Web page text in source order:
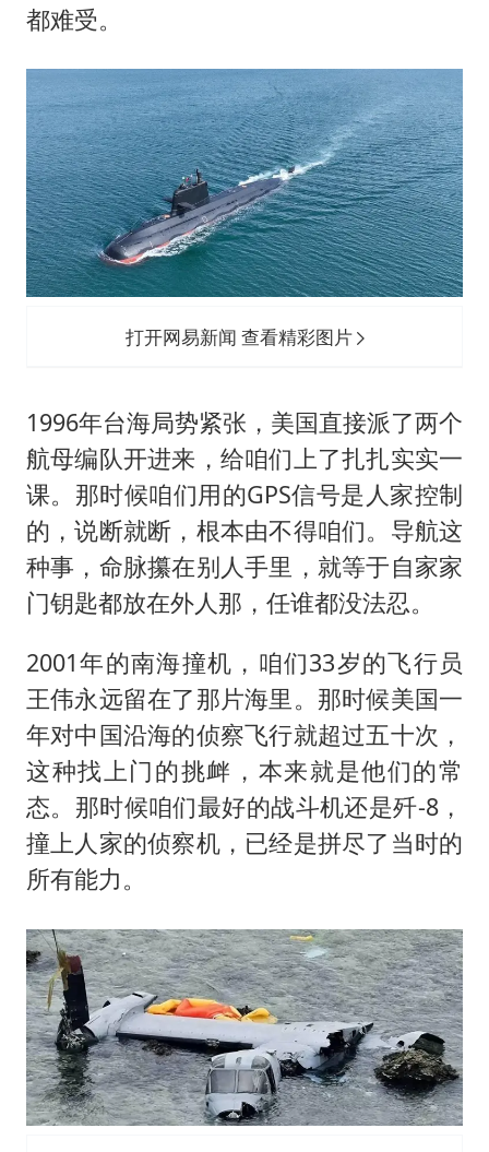
都难受。
打开网易新闻 查看精彩图片
1996年台海局势紧张，美国直接派了两个
航母编队开进来，给咱们上了扎扎实实一
课。那时候咱们用的GPS信号是人家控制
的，说断就断，根本由不得咱们。导航这
种事，命脉攥在别人手里，就等于自家家
门钥匙都放在外人那，任谁都没法忍。
2001年的南海撞机，咱们33岁的飞行员
王伟永远留在了那片海里。那时候美国一
年对中国沿海的侦察飞行就超过五十次，
这种找上门的挑衅，本来就是他们的常
态。那时候咱们最好的战斗机还是歼-8，
撞上人家的侦察机，已经是拼尽了当时的
所有能力。